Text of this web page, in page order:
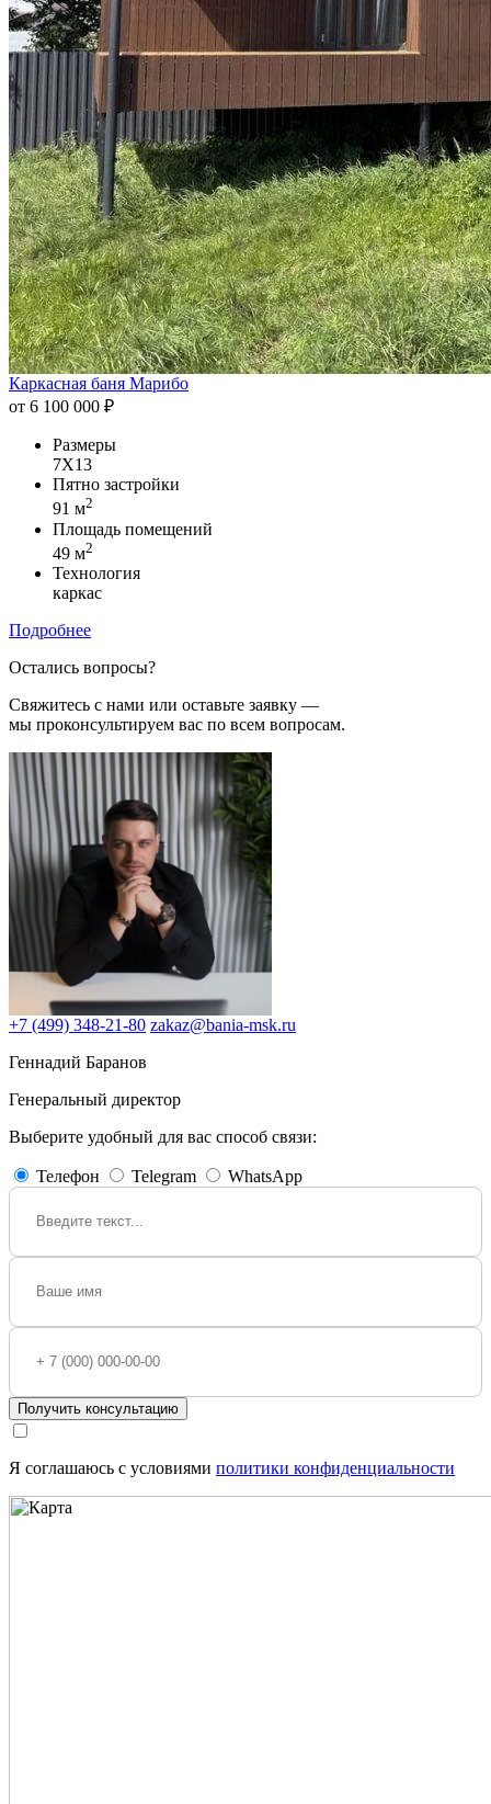
Остались вопросы?
Свяжитесь с нами или оставьте заявку —
мы проконсультируем вас по всем вопросам.
+7 (499) 348-21-80 zakaz@bania-msk.ru
Геннадий Баранов
Генеральный директор
Выберите удобный для вас способ связи:
Телефон Telegram WhatsApp
Получить консультацию
Я соглашаюсь с условиями политики конфиденциальности
Каркасная баня Марибо
от 6 100 000 ₽
Размеры
7Х13
Пятно застройки
91 м2
Площадь помещений
49 м2
Технология
каркас
Подробнее